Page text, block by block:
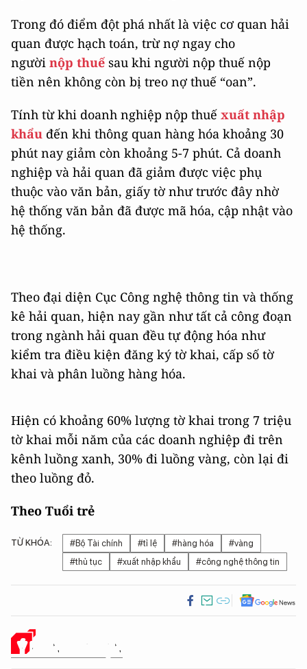
Trong đó điểm đột phá nhất là việc cơ quan hải
quan được hạch toán, trừ nợ ngay cho
người nộp thuế sau khi người nộp thuế nộp
tiền nên không còn bị treo nợ thuế “oan”.
Tính từ khi doanh nghiệp nộp thuế xuất nhập
khẩu đến khi thông quan hàng hóa khoảng 30
phút nay giảm còn khoảng 5-7 phút. Cả doanh
nghiệp và hải quan đã giảm được việc phụ
thuộc vào văn bản, giấy tờ như trước đây nhờ
hệ thống văn bản đã được mã hóa, cập nhật vào
hệ thống.
Theo đại diện Cục Công nghệ thông tin và thống
kê hải quan, hiện nay gần như tất cả công đoạn
trong ngành hải quan đều tự động hóa như
kiểm tra điều kiện đăng ký tờ khai, cấp số tờ
khai và phân luồng hàng hóa.
Hiện có khoảng 60% lượng tờ khai trong 7 triệu
tờ khai mỗi năm của các doanh nghiệp đi trên
kênh luồng xanh, 30% đi luồng vàng, còn lại đi
theo luồng đỏ.
Theo Tuổi trẻ
TỪ KHÓA: #Bộ Tài chính #tỉ lệ #hàng hóa
#vàng
#thủ tục
#xuất nhập khẩu #công nghệ thông tin
Ý KIẾN CỦA BẠN